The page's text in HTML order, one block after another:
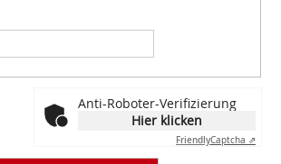
Anti-Roboter-Verifizierung
Hier klicken
FriendlyCaptcha ⇗